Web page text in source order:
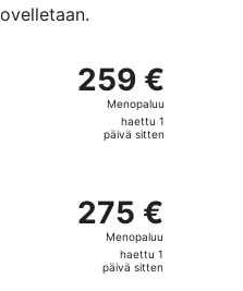
259 €
Menopaluu,
haettu
259 €
Menopaluu
haettu 1
päivä sitten
Airlines lento, lähtö pe
275 €
Menopaluu,
haettu
275 €
Menopaluu
haettu 1
päivä sitten